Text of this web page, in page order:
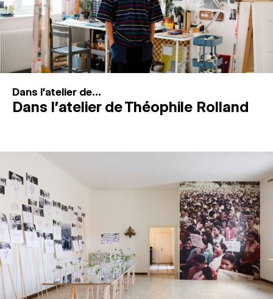
Recherche
Connexion
Dans l'atelier de...
Dans l’atelier de Théophile Rolland